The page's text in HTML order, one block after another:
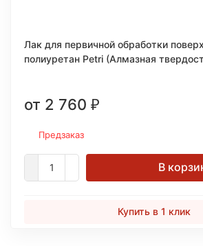
Лак для первичной обработки
полиуретан Petri (Алмазная
от 2 760 ₽
Предзаказ
В
Купить в 1 клик